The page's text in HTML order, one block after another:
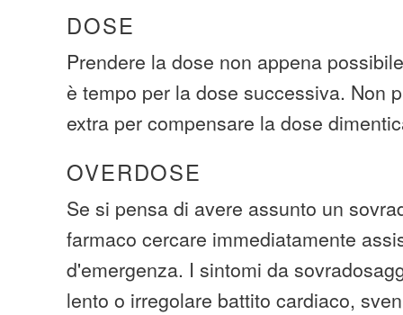
DOSE
Prendere la dose non appena
è tempo per la dose successiva. Non
extra per compensare la dose
OVERDOSE
Se si pensa di avere assunto un
farmaco cercare immediatamente
d'emergenza. I sintomi da
lento o irregolare battito cardiaco,